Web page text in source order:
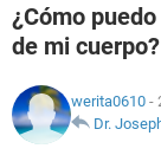
FAMILIA
NUTRICIÓN
¿Cómo
de mi cuerpo?
werita0610 -
Dr.